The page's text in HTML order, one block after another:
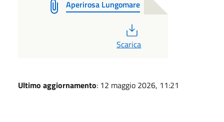
Aperirosa Lungomare
Scarica
Ultimo aggiornamento: 12 maggio 2026, 11:21